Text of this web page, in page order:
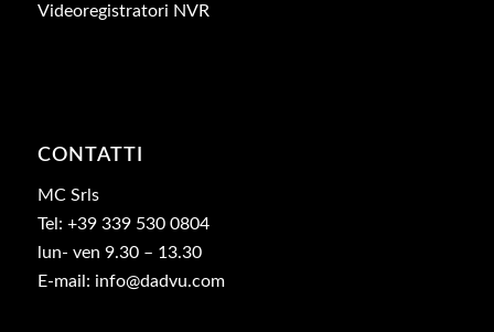
Videoregistratori NVR
CONTATTI
MC Srls
Tel: +39 339 530 0804
lun- ven 9.30 – 13.30
E-mail: info@dadvu.com